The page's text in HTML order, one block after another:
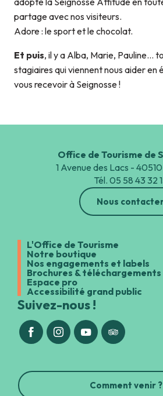
partage avec nos visiteurs.
Adore : le sport et le chocolat.
Et puis, il y a Alba, Marie, Pauline…
stagiaires qui viennent nous aider en
vous recevoir à Seignosse !
Office de Tourisme de
1 Avenue des Lacs -
Tél. 05 58 43 32
Nous
L'Office de Tourisme
Notre boutique
Nos engagements et labels
Brochures & téléchargements
Espace pro
Accessibilité grand public
Suivez-nous !
Comment venir ?